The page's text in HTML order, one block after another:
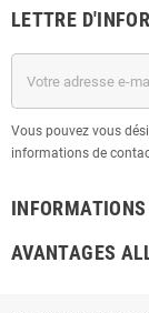
LETTRE
Vous pouvez vous
informations de
INFORMATIONS
AVANTAGES